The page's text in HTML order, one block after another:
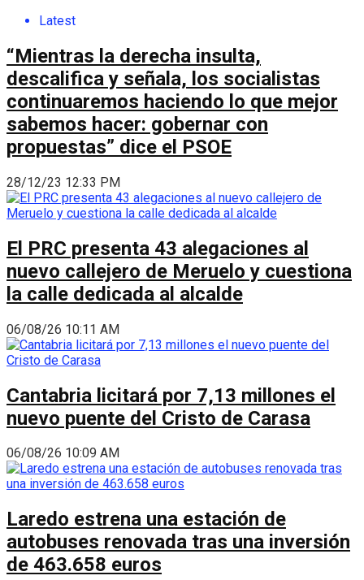
Latest
“Mientras la derecha insulta,
descalifica y señala, los socialistas
continuaremos haciendo lo que mejor
sabemos hacer: gobernar con
propuestas” dice el PSOE
28/12/23 12:33 PM
El PRC presenta 43 alegaciones al
nuevo callejero de Meruelo y cuestiona
la calle dedicada al alcalde
06/08/26 10:11 AM
Cantabria licitará por 7,13 millones el
nuevo puente del Cristo de Carasa
06/08/26 10:09 AM
Laredo estrena una estación de
autobuses renovada tras una inversión
de 463.658 euros